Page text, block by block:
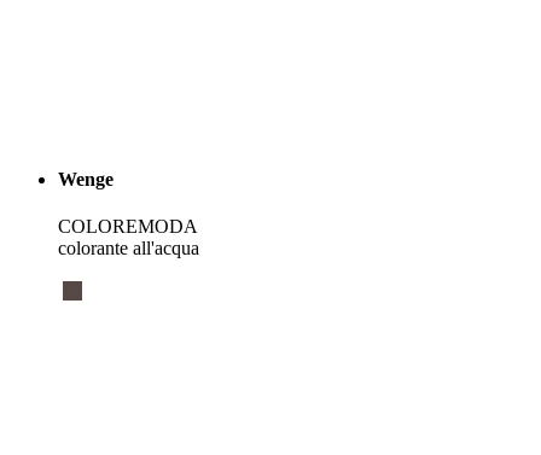
Wenge
COLOREMODA
colorante all'acqua